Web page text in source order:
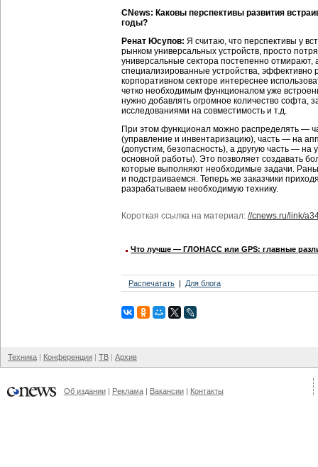
CNews: Каковы перспективы развития
годы?
Ренат Юсупов: Я считаю, что перспективы у
рынком универсальных устройств, просто
универсальные сектора постепенно отмирают,
специализированные устройства, эффективно
корпоративном секторе интереснее
четко необходимым функционалом уже
нужно добавлять огромное количество софта,
исследованиями на совместимость и т.д.
При этом функционал можно распределять —
(управление и инвентаризацию), часть — на
(допустим, безопасность), а другую часть —
основной работы). Это позволяет создавать
которые выполняют необходимые задачи.
и подстраиваемся. Теперь же заказчики
разрабатываем необходимую технику.
Короткая ссылка на материал: //cnews.ru/link/
Что лучше — ГЛОНАСС или GPS: главные
Распечатать Для блога
Техника Конференции ТВ Архив
Об издании Реклама Вакансии Контакты